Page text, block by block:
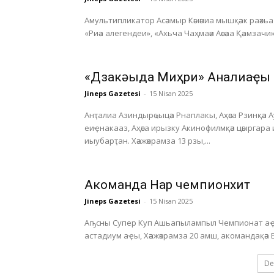
Амультипликатор Асәамыр Кәыәниа мышқәак
«Риәа алегендеи», «Ахьча Чаҳмаәи Аәсәаа
«Дзакәыда Миҳри» Анҭалиаҿы
Jineps Gazetesi - 15 Nisan 2025
Анҭалиа Азиндырҩыцәа Рнаплакы, Аҳәса
еиҿнакааз, Аҳәса ирызку Акинофилмқәа
иыубарҭан. Хәажәкрамза 13 рзы,...
Акоманда Нарҭ чемпионхит
Jineps Gazetesi - 15 Nisan 2025
Аҧсны Супер Куп Ашьапылампыл Чемпионат